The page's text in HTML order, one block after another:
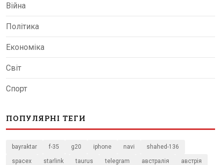
Війна
Політика
Економіка
Світ
Спорт
ПОПУЛЯРНІ ТЕГИ
bayraktar f-35 g20 iphone navi shahed-136
spacex starlink taurus telegram австралія австрія